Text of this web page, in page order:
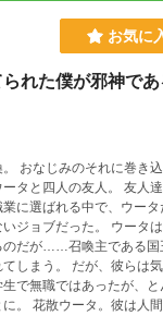
お気に
れた僕が邪神で
おなじみのそれに巻き
タと四人の友人。 友人
業に選ばれる中で、ウー
ジョブだった。 ウータ
のだが……召喚主である国
しまう。 だが、彼らは
で無職ではあったが、と
。 花散ウータ。彼は人